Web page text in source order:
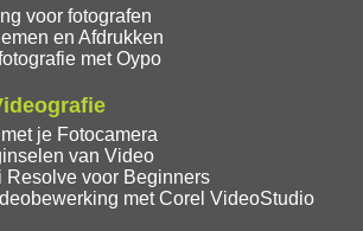
voor fotografen
en Afdrukken
met Oypo
je Fotocamera
van Video
Resolve voor Beginners
met Corel VideoStudio